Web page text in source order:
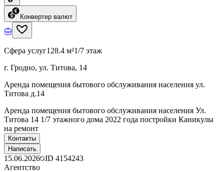
Конвертер валют
Сфера услуг128.4 м²1/7 этаж
г. Гродно, ул. Титова, 14
Аренда помещения бытового обслуживания населения ул.
Титова д.14
Аренда помещения бытового обслуживания населения Ул.
Титова 14 1/7 этажного дома 2022 года постройки Каникулы
на ремонт
Контакты
Написать
15.06.2026 ID 4154243
Агентство